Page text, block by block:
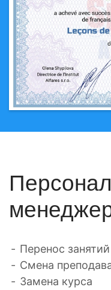
Перенос занятий
Смена
Замена курса